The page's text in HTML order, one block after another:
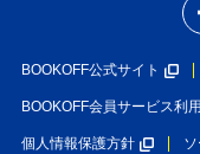
BOOKOFF公式サイト
BOOKOFF会員サービス利
個人情報保護方針